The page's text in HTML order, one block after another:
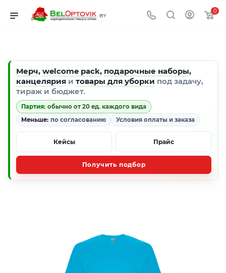
0
Мерч, welcome pack, подарочные наборы,
канцелярия и товары для уборки под задачу,
тираж и бюджет.
Партия: обычно от 20 ед. каждого вида
Меньше: по согласованию Условия оплаты и заказа
Кейсы Прайс
Получить подбор